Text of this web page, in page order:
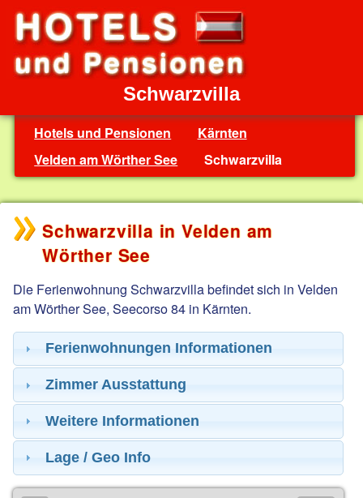
Schwarzvilla
Hotels und Pensionen
Kärnten
Velden am Wörther See
Schwarzvilla
Schwarzvilla in Velden am
Wörther See
Die Ferienwohnung Schwarzvilla befindet sich in Velden
am Wörther See, Seecorso 84 in Kärnten.
Ferienwohnungen Informationen
Zimmer Ausstattung
Weitere Informationen
Lage / Geo Info